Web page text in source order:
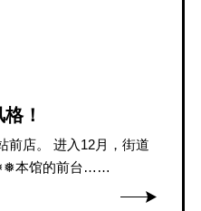
！
前店。 进入12月，街道
本馆的前台……